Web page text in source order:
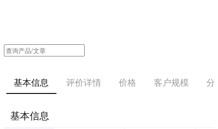
基本信息 评价详情 价格 客户规模 分
基本信息